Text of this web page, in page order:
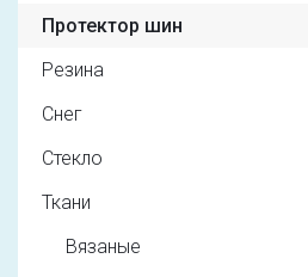
Протектор шин
Резина
Снег
Стекло
Ткани
Вязаные